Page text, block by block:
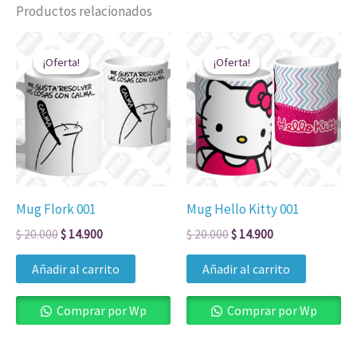
Productos relacionados
¡Oferta!
¡Oferta!
Mug Flork 001
$20.000
original
era:
$ 20.000.
$ 14.900
precio
actual
es:
$ 14.900.
Añadir al carrito
Comprar por Wp
¡Oferta!
¡Oferta!
Mug Hello Kitty 001
$20.000
original
era:
$ 20.000.
$ 14.900
precio
actual
es:
$ 14.900.
Añadir al carrito
Comprar por Wp